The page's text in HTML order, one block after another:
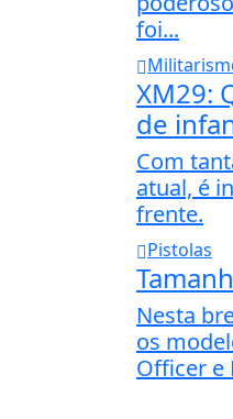
foi...
XM29:
de
Com
atual, é
frente.
Pistolas
Nesta
os
Officer e